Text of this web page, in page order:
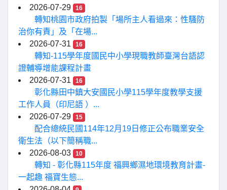
2026-07-29
16
轉知桃園市政府拍製「場所主人看過來：性騷防
治你有責」及「在場...
2026-07-31
16
轉知-115學年度國民中小學現職教師臺灣台語認
證輔導增能課程計畫
2026-07-31
16
彰化縣田中鎮大安國民小學115學年度教學支援
工作人員（印尼語 ）...
2026-07-29
15
配合總統民國114年12月19日修正公布職業安全
衛生法（以下簡稱職...
2026-08-03
10
轉知 - 彰化縣115年度 福興鄉濕地環境教育計畫-
一起趣 福寶生態...